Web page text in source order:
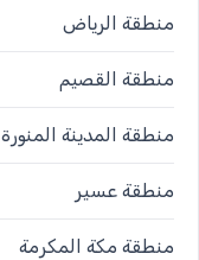
منطقة الرياض
منطقة القصيم
منطقة المدينة المنورة
منطقة عسير
منطقة مكة المكرمة